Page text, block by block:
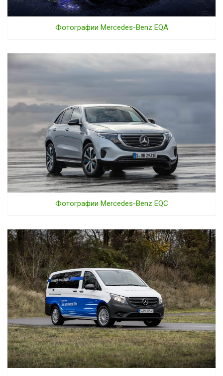
Фотографии Mercedes-Benz EQA
Фотографии Mercedes-Benz EQC